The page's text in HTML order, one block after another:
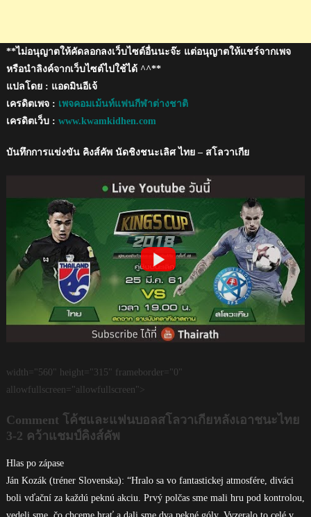
**ไม่อนุญาตให้คัดลอกลงเว็บไซต์อื่นนะจ๊ะ แต่อนุญาตให้แชร์จากเพจ
หรือนำลิงค์จากเว็บไซต์ไปใช้ได้ ^^**
แปลโดย : แอดมินอีเจ้
เครดิตเพจ : เพจคอมเม้นท์แฟนกีฬาต่างชาติ
เครดิตเว็บ : www.kwamkidhen.com
บันทึกการแข่งขัน คิงส์คัพ นัดชิงชนะเลิศ ไทย – สโลวาเกีย
width="560" height="315" frameborder="0"
allowfullscreen="allowfullscreen">
Comment โค้ชและแฟนบอลสโลวาเกียหลังเอาชนะไทย
3-2 คว้าแชมป์คิงส์คัพ
Hlas po zápase
Ján Kozák (tréner Slovenska): “Hralo sa vo fantastickej atmosfére, diváci
boli vďační za každú peknú akciu. Prvý polčas sme mali hru pod kontrolou,